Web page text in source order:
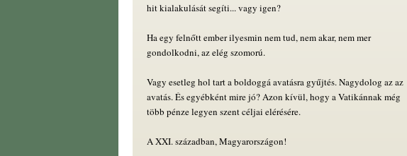
hit kialakulását segíti... vagy igen?
Ha egy felnőtt ember ilyesmin nem tud, nem akar, nem mer
gondolkodni, az elég szomorú.
Vagy esetleg hol tart a boldoggá avatásra gyűjtés. Nagydolog az az
avatás. És egyébként mire jó? Azon kívül, hogy a Vatikánnak még
több pénze legyen szent céljai elérésére.
A XXI. században, Magyarországon!